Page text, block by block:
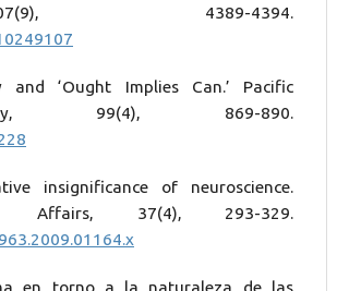
4389-4394.
‘Ought Implies Can.’ Pacific
99(4), 869-890.
insignificance of neuroscience.
Affairs, 37(4), 293-329.
en torno a la naturaleza de las